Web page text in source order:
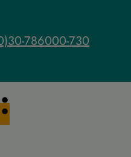
786000-730